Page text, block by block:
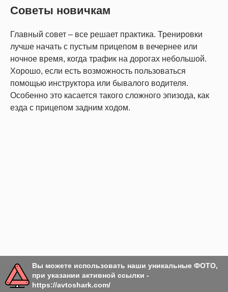
Советы новичкам
Главный совет – все решает практика. Тренировки
лучше начать с пустым прицепом в вечернее или
ночное время, когда трафик на дорогах небольшой.
Хорошо, если есть возможность пользоваться
помощью инструктора или бывалого водителя.
Особенно это касается такого сложного эпизода, как
езда с прицепом задним ходом.
Вы можете использовать наши уникальные ФОТО,
при указании активной ссылки -
https://avtoshark.com/